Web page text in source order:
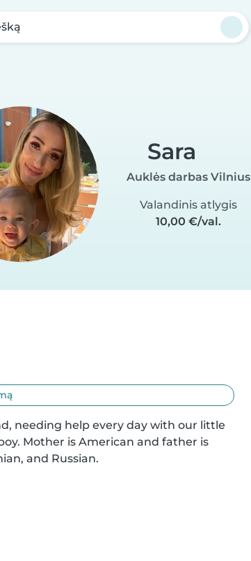
Sara
Auklės darbas Vilnius
Valandinis atlygis
10,00 €/val.
needing help every day with our little
Mother is American and father is
and Russian.